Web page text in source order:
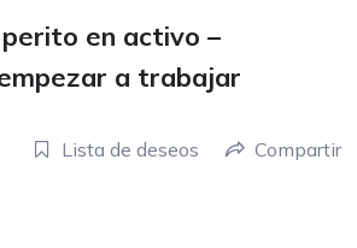
perito en activo –
a trabajar
Lista de deseos Compartir